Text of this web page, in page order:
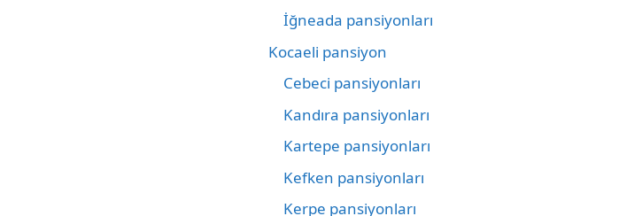
İğneada pansiyonları
Kocaeli pansiyon
Cebeci pansiyonları
Kandıra pansiyonları
Kartepe pansiyonları
Kefken pansiyonları
Kerpe pansiyonları